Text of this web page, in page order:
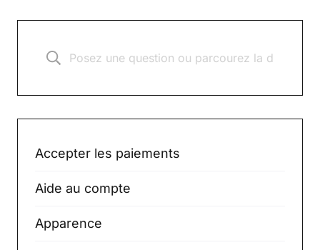
Accepter les paiements
Aide au compte
Apparence